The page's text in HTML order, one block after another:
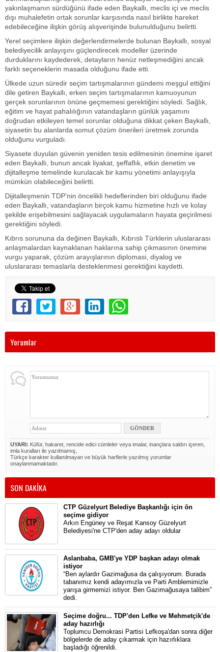
yakınlaşmanın sürdüğünü ifade eden Baykallı, meclis içi ve meclis
dışı muhalefetin ortak sorunlar karşısında nasıl birlikte hareket
edebileceğine ilişkin görüş alışverişinde bulunulduğunu belirtti.
Yerel seçimlere ilişkin değerlendirmelerde bulunan Baykallı, sosyal
belediyecilik anlayışını güçlendirecek modeller üzerinde
durduklarını kaydederek, detayların henüz netleşmediğini ancak
farklı seçeneklerin masada olduğunu ifade etti.
Ülkede uzun süredir seçim tartışmalarının gündemi meşgul ettiğini
dile getiren Baykallı, erken seçim tartışmalarının kamuoyunun
gerçek sorunlarının önüne geçmemesi gerektiğini söyledi. Sağlık,
eğitim ve hayat pahalılığının vatandaşların günlük yaşamını
doğrudan etkileyen temel sorunlar olduğuna dikkat çeken Baykallı,
siyasetin bu alanlarda somut çözüm önerileri üretmek zorunda
olduğunu vurguladı.
Siyasete duyulan güvenin yeniden tesis edilmesinin önemine işaret
eden Baykallı, bunun ancak liyakat, şeffaflık, etkin denetim ve
dijitalleşme temelinde kurulacak bir kamu yönetimi anlayışıyla
mümkün olabileceğini belirtti.
Dijitalleşmenin TDP’nin öncelikli hedeflerinden biri olduğunu ifade
eden Baykallı, vatandaşların birçok kamu hizmetine hızlı ve kolay
şekilde erişebilmesini sağlayacak uygulamaların hayata geçirilmesi
gerektiğini söyledi.
Kıbrıs sorununa da değinen Baykallı, Kıbrıslı Türklerin uluslararası
anlaşmalardan kaynaklanan haklarına sahip çıkmasının önemine
vurgu yaparak, çözüm arayışlarının diplomasi, diyalog ve
uluslararası temaslarla desteklenmesi gerektiğini kaydetti.
Yorumlar
UYARI: Küfür, hakaret, rencide edici cümleler veya imalar, inançlara saldırı içeren,
imla kuralları ile yazılmamış,
Türkçe karakter kullanılmayan ve büyük harflerle yazılmış yorumlar
onaylanmamaktadır.
SON DAKİKA
CTP Güzelyurt Belediye Başkanlığı için ön
seçime gidiyor
Arkın Engüney ve Reşat Kansoy Güzelyurt
Belediyesi'ne CTP'den aday adayı oldular
Aslanbaba, GMB'ye YDP başkan adayı olmak
istiyor
“Ben aylardır Gazimağusa da çalışıyorum. Burada
tabanımız kendi adayımızla ve Parti Amblemimizle
yarışa girmemizi istiyor. Ben Gazimağusaya talibim”
dedi.
Seçime doğru... TDP'den Lefke ve Mehmetçik'de
aday hazırlığı
Toplumcu Demokrasi Partisi Lefkoşa'dan sonra diğer
bölgelerde de aday çıkarmak için hazırlıklara
başladığı öğrenildi.